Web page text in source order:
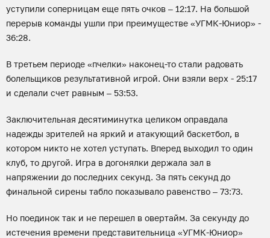
уступили соперницам еще пять очков – 12:17. На большой
перерыв команды ушли при преимуществе «УГМК-Юниор» -
36:28.
В третьем периоде «пчелки» наконец-то стали радовать
болельщиков результативной игрой. Они взяли верх - 25:17
и сделали счет равным – 53:53.
Заключительная десятиминутка целиком оправдала
надежды зрителей на яркий и атакующий баскетбол, в
котором никто не хотел уступать. Вперед выходил то один
клуб, то другой. Игра в догонялки держала зал в
напряжении до последних секунд. За пять секунд до
финальной сирены табло показывало равенство – 73:73.
Но поединок так и не перешел в овертайм. За секунду до
истечения времени представительница «УГМК-Юниор»